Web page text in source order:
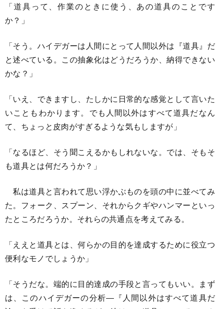
「道具って、作業のときに使う、あの道具のことです
か？」
「そう。ハイデガーは人間にとって人間以外は『道具』だ
と述べている。この抽象化はどうだろうか、納得できない
かな？」
「いえ、できますし、たしかに日常的な感覚として言いた
いこともわかります。でも人間以外はすべて道具だなん
て、ちょっと皮肉がすぎるような気もしますが」
「なるほど、そう聞こえるかもしれないな。では、そもそ
も道具とは何だろうか？」
私は道具と言われて思い浮かぶものを頭の中に並べてみ
た。フォーク、スプーン、それからクギやハンマーといっ
たところだろうか。それらの共通点を考えてみる。
「ええと道具とは、何らかの目的を達成するために役立つ
便利なモノでしょうか」
「そうだな。端的に目的達成の手段と言ってもいい。まず
は、このハイデガーの分析―『人間以外はすべて道具だ